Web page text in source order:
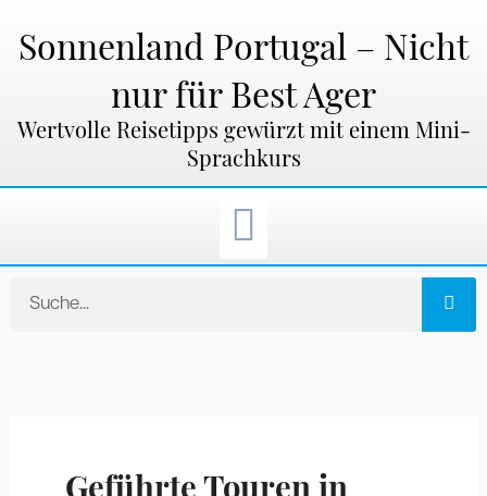
Inhalt
springen
Sonnenland Portugal – Nicht
nur für Best Ager
Wertvolle Reisetipps gewürzt mit einem Mini-
Sprachkurs